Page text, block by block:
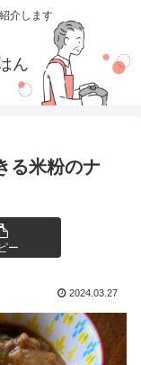
介します
ん
る米粉のナ
ー
2024.03.27